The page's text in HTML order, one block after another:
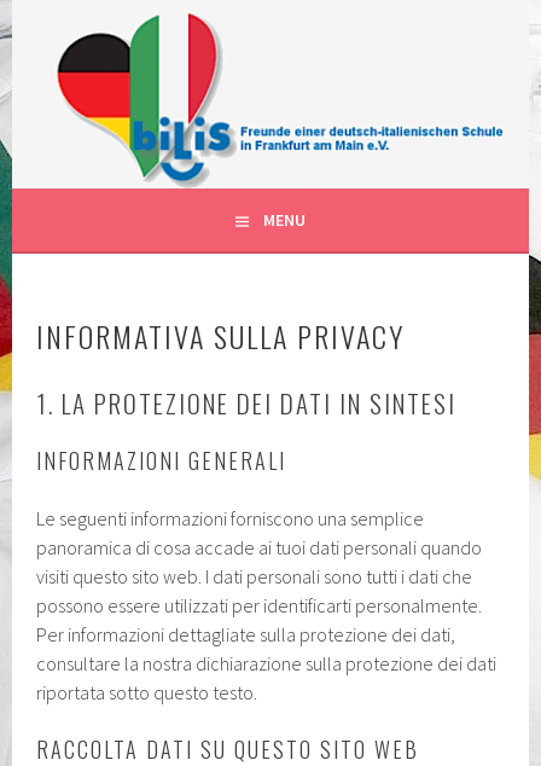
al
contenuto
BILIS FRANKFURT AM MAIN
DEUTSCH-ITALIENISCHE
KLASSEN
FÖRDERVEREIN DER DEUTSCH-ITALIENISCHEN
SCHULKLASSEN IN FRANKFURT AM MAIN DEUTSCHLAND
MENU
INFORMATIVA SULLA PRIVACY
1. LA PROTEZIONE DEI DATI IN SINTESI
INFORMAZIONI GENERALI
Le seguenti informazioni forniscono una semplice
panoramica di cosa accade ai tuoi dati personali quando
visiti questo sito web. I dati personali sono tutti i dati che
possono essere utilizzati per identificarti personalmente.
Per informazioni dettagliate sulla protezione dei dati,
consultare la nostra dichiarazione sulla protezione dei dati
riportata sotto questo testo.
RACCOLTA DATI SU QUESTO SITO WEB